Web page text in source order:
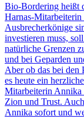
Bio-Bordering heißt
Harnas-Mitarbeiterin
Ausbrecherkönige
investieren muss,
natürliche Grenzen
und bei Geparden
Aber ob das bei den
es heute ein
Mitarbeiterin Annika
Zion und Trust.
Annika sofort und